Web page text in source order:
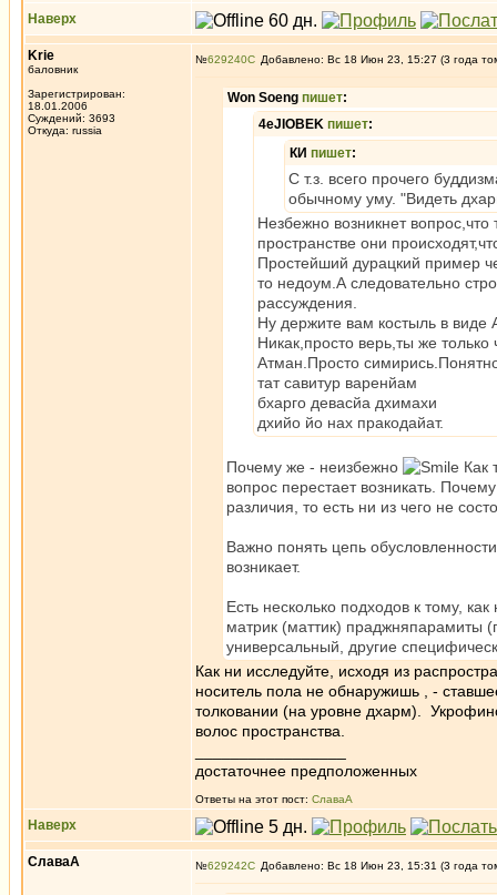
Наверх
Krie
баловник
Зарегистрирован:
18.01.2006
Суждений: 3693
Откуда: russia
№629240 Добавлено: Вс 18 Июн 23, 15:27 (3 года
Won Soeng пишет:
4eJIOBEK пишет:
КИ пишет:
С т.з. всего прочего
обычному уму. "Видеть
Незбежно возникнет вопрос,что
пространстве они
Простейший дурацкий пример
то недоум.А следовательно
рассуждения.
Ну держите вам костыль в виде
Никак,просто верь,ты же
Атман.Просто
тат савитур варенйам
бхарго девасйа дхимахи
дхийо йо нах пракодайат.
Почему же - неизбежно
Как
вопрос перестает возникать.
различия, то есть ни из чего не
Важно понять цепь
возникает.
Есть несколько подходов к тому,
матрик (маттик) праджняпарамиты
универсальный, другие
Как ни исследуйте, исходя из
носитель пола не обнаружишь , -
толковании (на уровне дхарм).
волос пространства.
достаточнее предположенных
Ответы на этот пост: СлаваА
Наверх
СлаваА №629242 Добавлено: Вс 18 Июн 23, 15:31 (3 года